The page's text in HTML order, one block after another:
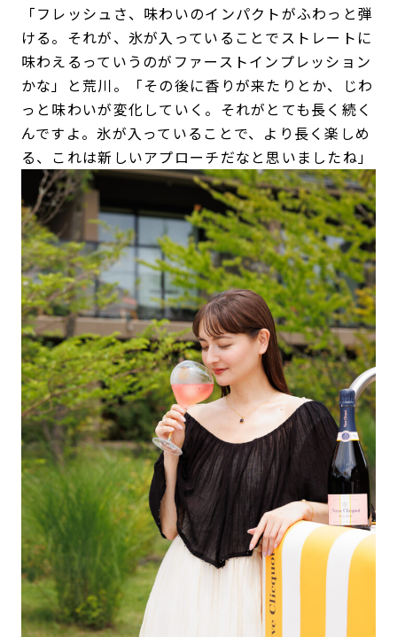
「フレッシュさ、味わいのインパクトがふわっと弾
ける。それが、氷が入っていることでストレートに
味わえるっていうのがファーストインプレッション
かな」と荒川。「その後に香りが来たりとか、じわ
っと味わいが変化していく。それがとても長く続く
んですよ。氷が入っていることで、より長く楽しめ
る、これは新しいアプローチだなと思いましたね」